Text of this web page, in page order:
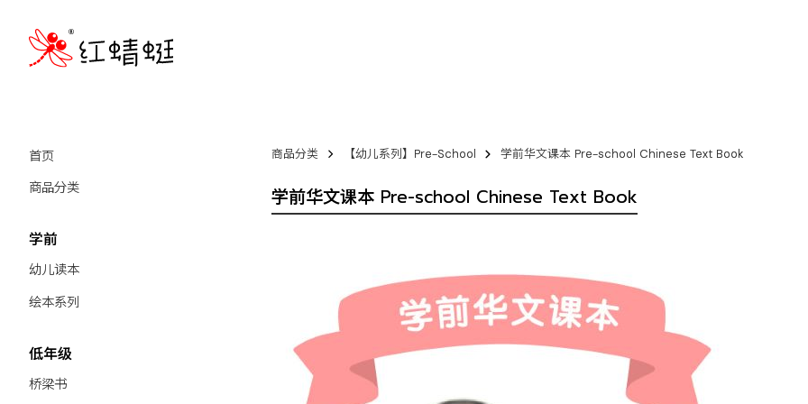
首页
商品分类
学前
幼儿读本
绘本系列
低年级
桥梁书
商品分类 【幼儿系列】Pre-School 学前华文课本 Pre-school Chinese Text Book
学前华文课本 Pre-school Chinese Text Book